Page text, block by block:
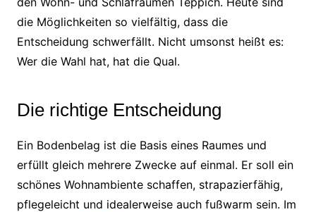
die Möglichkeiten so vielfältig, dass die
Entscheidung schwerfällt. Nicht umsonst heißt es:
Wer die Wahl hat, hat die Qual.
Die richtige Entscheidung
Ein Bodenbelag ist die Basis eines Raumes und
erfüllt gleich mehrere Zwecke auf einmal. Er soll ein
schönes Wohnambiente schaffen, strapazierfähig,
pflegeleicht und idealerweise auch fußwarm sein. Im